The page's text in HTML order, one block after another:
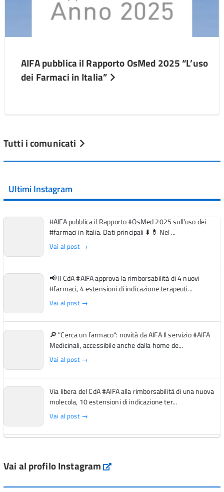
AIFA pubblica il Rapporto OsMed 2025 “L’uso
dei Farmaci in Italia”
Tutti i comunicati
Ultimi Instagram
#AIFA pubblica il Rapporto #OsMed 2025 sull’uso dei
#farmaci in Italia. Dati principali ⬇️ 💊 Nel ...
Vai al post →
📢 Il CdA #AIFA approva la rimborsabilità di 4 nuovi
#farmaci, 4 estensioni di indicazione terapeuti...
Vai al post →
🔎 "Cerca un farmaco": novità da AIFA Il servizio #AIFA
Medicinali, accessibile anche dalla home de...
Vai al post →
Via libera del CdA #AIFA alla rimborsabilità di una nuova
molecola, 10 estensioni di indicazione ter...
Vai al post →
Vai al post →
Vai al profilo Instagram Instagram